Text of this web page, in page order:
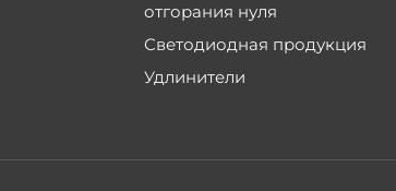
отгорания нуля
Светодиодная продукция
Удлинители